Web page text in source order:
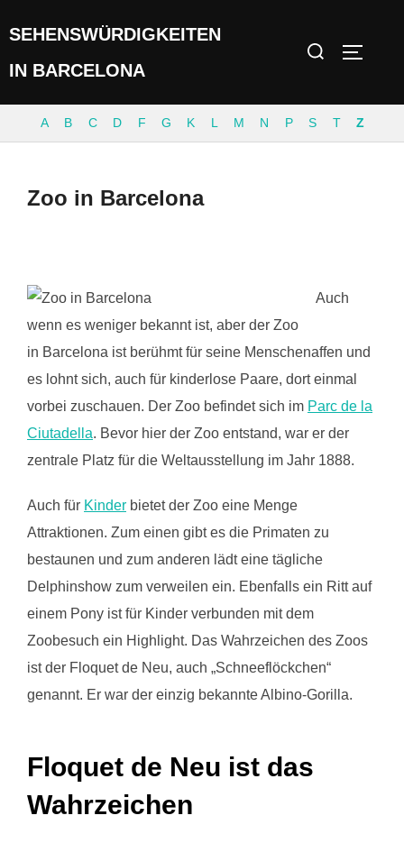
Inhalt
springen
SEHENSWÜRDIGKEITEN
IN BARCELONA
Suchen
A B C D F G K L M N P S T Z
Zoo in Barcelona
Auch
wenn es weniger bekannt ist, aber der Zoo
in Barcelona ist berühmt für seine Menschenaffen und
es lohnt sich, auch für kinderlose Paare, dort einmal
vorbei zuschauen. Der Zoo befindet sich im Parc de la
Ciutadella. Bevor hier der Zoo entstand, war er der
zentrale Platz für die Weltausstellung im Jahr 1888.
Auch für Kinder bietet der Zoo eine Menge
Attraktionen. Zum einen gibt es die Primaten zu
bestaunen und zum anderen lädt eine tägliche
Delphinshow zum verweilen ein. Ebenfalls ein Ritt auf
einem Pony ist für Kinder verbunden mit dem
Zoobesuch ein Highlight. Das Wahrzeichen des Zoos
ist der Floquet de Neu, auch „Schneeflöckchen“
genannt. Er war der einzig bekannte Albino-Gorilla.
Floquet de Neu ist das
Wahrzeichen